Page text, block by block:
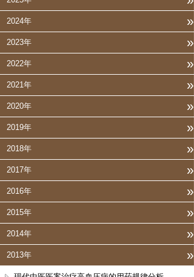
2024年 »
2023年 »
2022年 »
2021年 »
2020年 »
2019年 »
2018年 »
2017年 »
2016年 »
2015年 »
2014年 »
2013年 »